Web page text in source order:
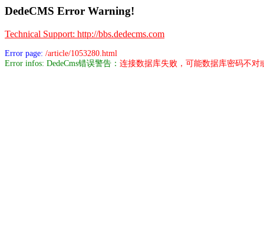
DedeCMS Error Warning!
Technical Support: http://bbs.dedecms.com
Error page: /article/1053280.html
Error infos: DedeCms错误警告： 连接数据库失败，可能数据库密码不对